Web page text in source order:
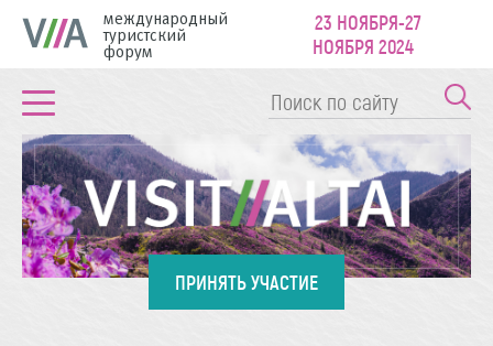
международный
туристский
форум
23 НОЯБРЯ-27
НОЯБРЯ 2024
ПРИНЯТЬ УЧАСТИЕ